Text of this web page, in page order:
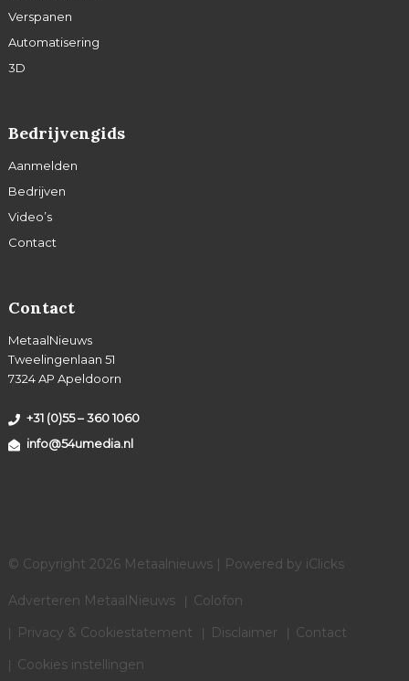
Verspanen
Automatisering
3D
Bedrijvengids
Aanmelden
Bedrijven
Video’s
Contact
Contact
MetaalNieuws
Tweelingenlaan 51
7324 AP Apeldoorn
+31 (0)55 – 360 1060
info@54umedia.nl
© Copyright 2026 Metaalnieuws | Powered by iClicks
Adverteren MetaalNieuws
Colofon
Privacy & Cookiestatement
Disclaimer
Contact
Cookies instellingen